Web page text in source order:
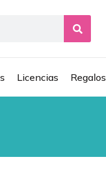
Licencias Regalos